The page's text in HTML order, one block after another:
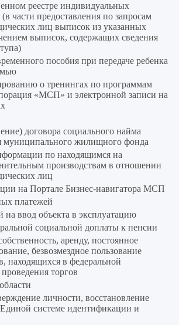
реестре индивидуальных
части предоставления по запросам
лиц выписок из указанных
выписок, содержащих сведения
пособия при передаче ребенка
о тренингах по программам
«МСП» и электронной записи на
договора социального найма
жилищного фонда
по находящимся на
производствам в отношении
лиц
на Портале Бизнес-навигатора МСП
платежей
на ввод объекта в эксплуатацию
социальной доплаты к пенсии
аренду, постоянное
безвозмездное пользование
находящихся в федеральной
торгов
личности, восстановление
системе идентификации и